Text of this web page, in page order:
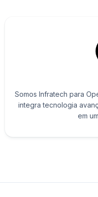
Somos Infratech para Open
integra tecnologia
em